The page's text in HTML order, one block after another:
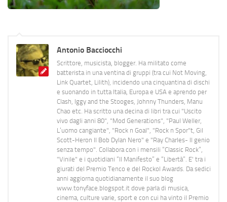
Antonio Bacciocchi
Scrittore, musicista, blogger. Ha militato come
batterista in una ventina di gruppi (tra cui Not Moving,
Link Quartet, Lilith), incidendo una cinquantina di dischi
e suonando in tutta Italia, Europa e USA e aprendo per
Clash, Iggy and the Stooges, Johnny Thunders, Manu
Chao etc. Ha scritto una decina di libri tra cui "Uscito
vivo dagli anni 80", "Mod Generations", "Paul Weller,
L’uomo cangiante", "Rock n Goal", "Rock n Spor"t, Gil
Scott-Heron Il Bob Dylan Nero" e "Ray Charles- Il genio
senza tempo". Collabora con i mensili “Classic Rock”,
"Vinile" e i quotidiani “Il Manifesto” e “Libertà”. E' tra i
giurati del Premio Tenco e del Rockol Awards. Da sedici
anni aggiorna quotidianamente il suo blog
www.tonyface.blogspot.it dove parla di musica,
cinema, culture varie, sport e con cui ha vinto il Premio